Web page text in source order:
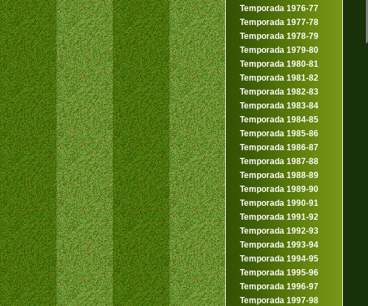
Temporada 1976-77
Temporada 1977-78
Temporada 1978-79
Temporada 1979-80
Temporada 1980-81
Temporada 1981-82
Temporada 1982-83
Temporada 1983-84
Temporada 1984-85
Temporada 1985-86
Temporada 1986-87
Temporada 1987-88
Temporada 1988-89
Temporada 1989-90
Temporada 1990-91
Temporada 1991-92
Temporada 1992-93
Temporada 1993-94
Temporada 1994-95
Temporada 1995-96
Temporada 1996-97
Temporada 1997-98